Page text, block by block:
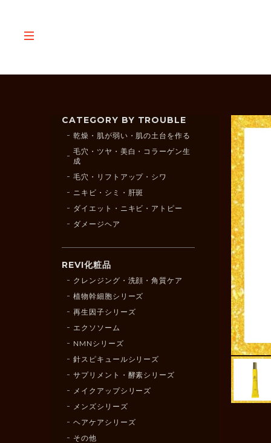
CATEGORY BY TROUBLE
乾燥・肌が弱い・肌の土台を作る
毛穴・ツヤ・美白・コラーゲン生
成
毛穴・リフトアップ・シワ
ニキビ・シミ・肝斑
ダイエット・ニキビ・アトピー
ダメージヘア
REVI化粧品
クレンジング・洗顔・角質ケア
植物幹細胞シリーズ
再生因子シリーズ
エクソソーム
NMNシリーズ
針スピキュールシリーズ
サプリメント・酵素シリーズ
メイクアップシリーズ
メンズシリーズ
ヘアケアシリーズ
その他